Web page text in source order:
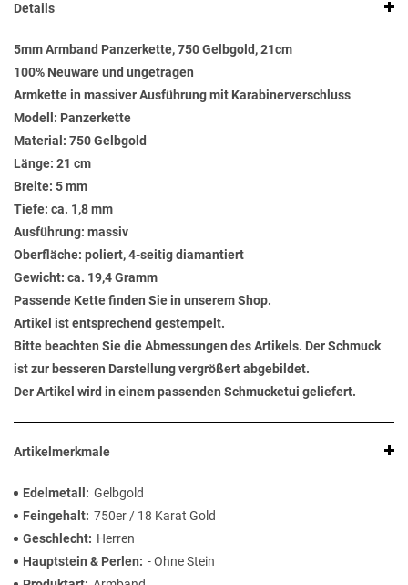
Details
5mm Armband Panzerkette, 750 Gelbgold, 21cm
100% Neuware und ungetragen
Armkette in massiver Ausführung mit Karabinerverschluss
Modell: Panzerkette
Material: 750 Gelbgold
Länge: 21 cm
Breite: 5 mm
Tiefe: ca. 1,8 mm
Ausführung: massiv
Oberfläche: poliert, 4-seitig diamantiert
Gewicht: ca. 19,4 Gramm
Passende Kette finden Sie in unserem Shop.
Artikel ist entsprechend gestempelt.
Bitte beachten Sie die Abmessungen des Artikels. Der Schmuck
ist zur besseren Darstellung vergrößert abgebildet.
Der Artikel wird in einem passenden Schmucketui geliefert.
Artikelmerkmale
Edelmetall
Gelbgold
Feingehalt 750er / 18 Karat Gold
Geschlecht
Herren
Hauptstein & Perlen
- Ohne Stein